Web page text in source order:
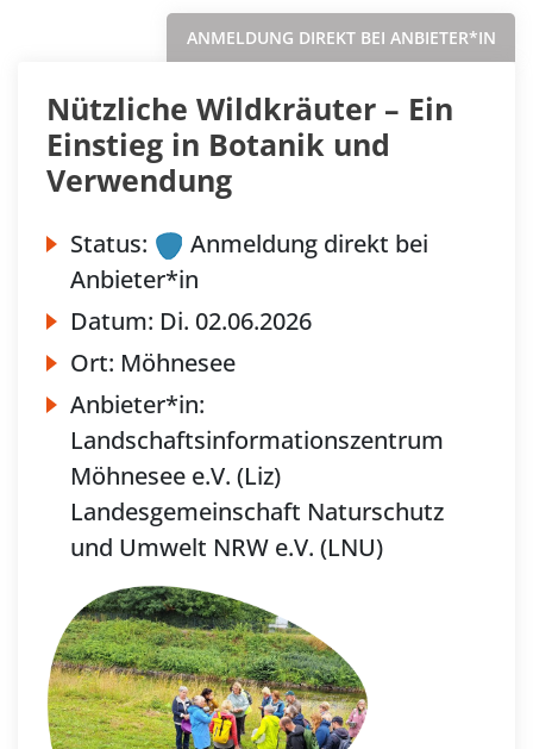
ANMELDUNG DIREKT BEI ANBIETER*IN
Nützliche Wildkräuter – Ein
Einstieg in Botanik und
Verwendung
Status:
Anmeldung direkt bei
Anbieter*in
Datum: Di. 02.06.2026
Ort: Möhnesee
Anbieter*in:
Landschaftsinformationszentrum
Möhnesee e.V. (Liz)
Landesgemeinschaft Naturschutz
und Umwelt NRW e.V. (LNU)